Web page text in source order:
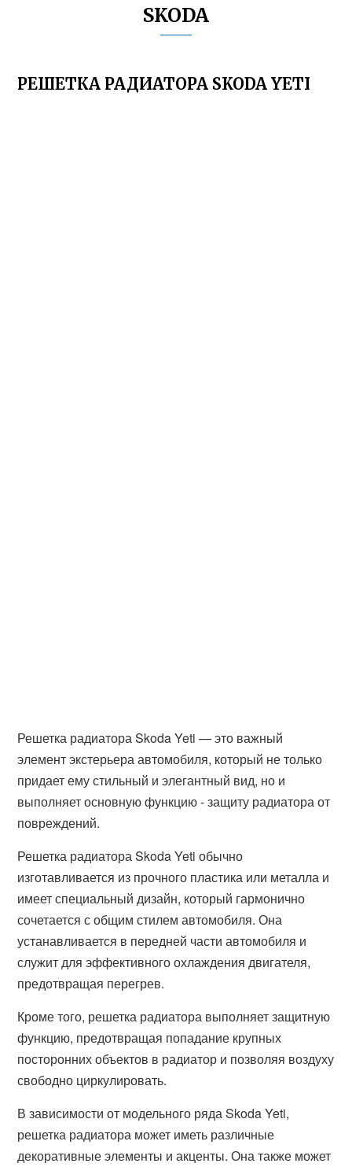
SKODA
РЕШЕТКА РАДИАТОРА SKODA YETI
Решетка радиатора Skoda Yeti — это важный
элемент экстерьера автомобиля, который не только
придает ему стильный и элегантный вид, но и
выполняет основную функцию - защиту радиатора от
повреждений.
Решетка радиатора Skoda Yeti обычно
изготавливается из прочного пластика или металла и
имеет специальный дизайн, который гармонично
сочетается с общим стилем автомобиля. Она
устанавливается в передней части автомобиля и
служит для эффективного охлаждения двигателя,
предотвращая перегрев.
Кроме того, решетка радиатора выполняет защитную
функцию, предотвращая попадание крупных
посторонних объектов в радиатор и позволяя воздуху
свободно циркулировать.
В зависимости от модельного ряда Skoda Yeti,
решетка радиатора может иметь различные
декоративные элементы и акценты. Она также может